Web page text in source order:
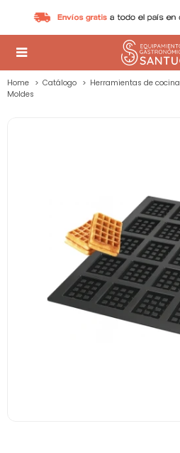

Home Catálogo Herramientas de cocina
Moldes